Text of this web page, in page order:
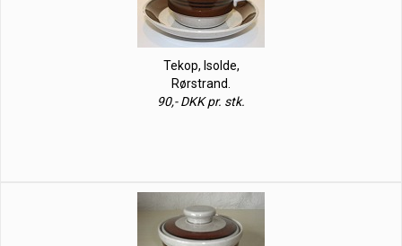
Tekop, Isolde,
Rørstrand.
90,- DKK pr. stk.